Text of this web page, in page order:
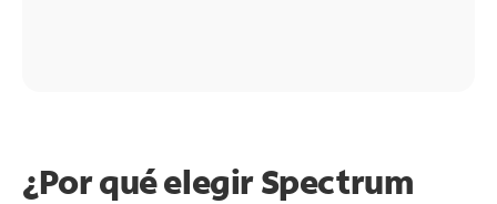
¿Por qué elegir Spectrum